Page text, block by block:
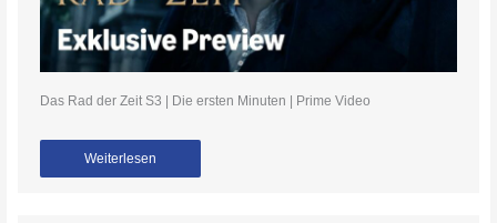
Das Rad der Zeit S3 | Die ersten Minuten | Prime Video
Weiterlesen